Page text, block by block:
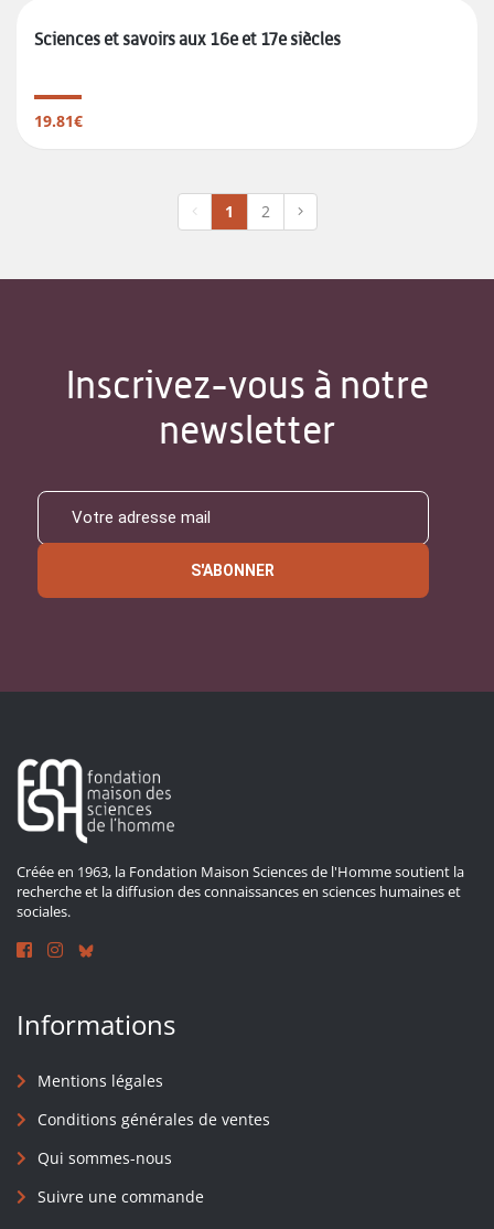
Sciences et savoirs aux 16e et 17e siècles
19.81€
1 2
Inscrivez-vous à notre
newsletter
S'ABONNER
Créée en 1963, la Fondation Maison Sciences de l'Homme soutient la
recherche et la diffusion des connaissances en sciences humaines et
sociales.
Informations
Mentions légales
Conditions générales de ventes
Qui sommes-nous
Suivre une commande